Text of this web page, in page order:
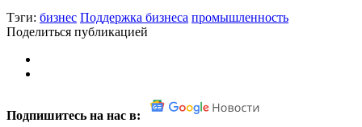
Тэги: бизнес Поддержка бизнеса промышленность
Поделиться публикацией
Подпишитесь на нас в: